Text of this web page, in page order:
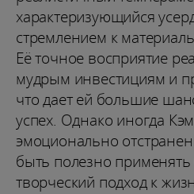
характеризующийся
стремлением к
Её точное восприятие
мудрым инвестициям и
что дает ей большие
успех. Однако иногда
эмоционально
быть полезно применять
творческий подход к